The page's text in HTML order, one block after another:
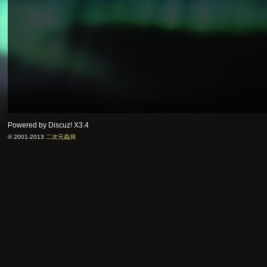
Powered by Discuz!X3.4
© 2001-2013 二次元蟲洞